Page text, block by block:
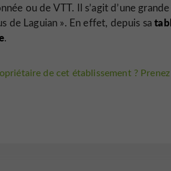
ou de VTT. Il s’agit d’une
de Laguian ». En effet, depuis sa
.
de cet établissement ?